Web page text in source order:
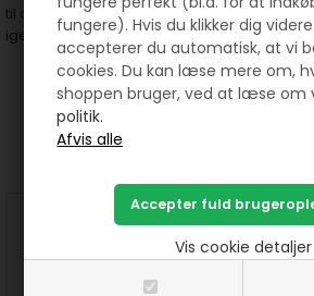
fungere). Hvis du klikker dig
accepterer du automatisk, at vi
cookies. Du kan læse mere om,
shoppen bruger, ved at læse om
politik.
Vis cookie detaljer
til dine patchworkprojekter – og er et stof,
igen og igen.